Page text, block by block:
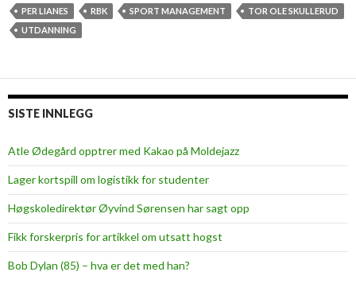
n
t
e
PER LIANES
RBK SPORT MANAGEMENT
TOR OLE SKULLERUD
UTDANNING
SISTE INNLEGG
Atle Ødegård opptrer med Kakao på Moldejazz
Lager kortspill om logistikk for studenter
Høgskoledirektør Øyvind Sørensen har sagt opp
Fikk forskerpris for artikkel om utsatt hogst
Bob Dylan (85) – hva er det med han?